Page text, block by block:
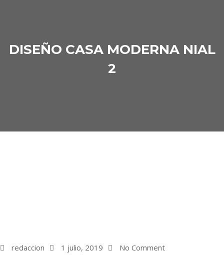
DISEÑO CASA MODERNA NIAL
2
redaccion 1 julio, 2019 No Comment